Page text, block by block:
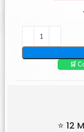
🛒
⭐ 12